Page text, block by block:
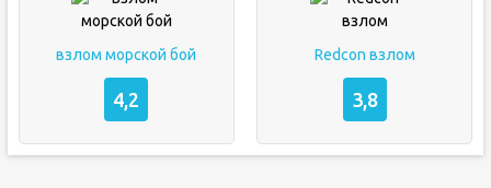
взлом морской бой
4,2
Redcon взлом
3,8